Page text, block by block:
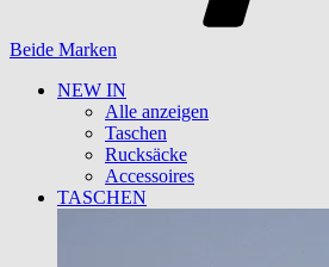
Beide Marken
NEW IN
Alle anzeigen
Taschen
Rucksäcke
Accessoires
TASCHEN